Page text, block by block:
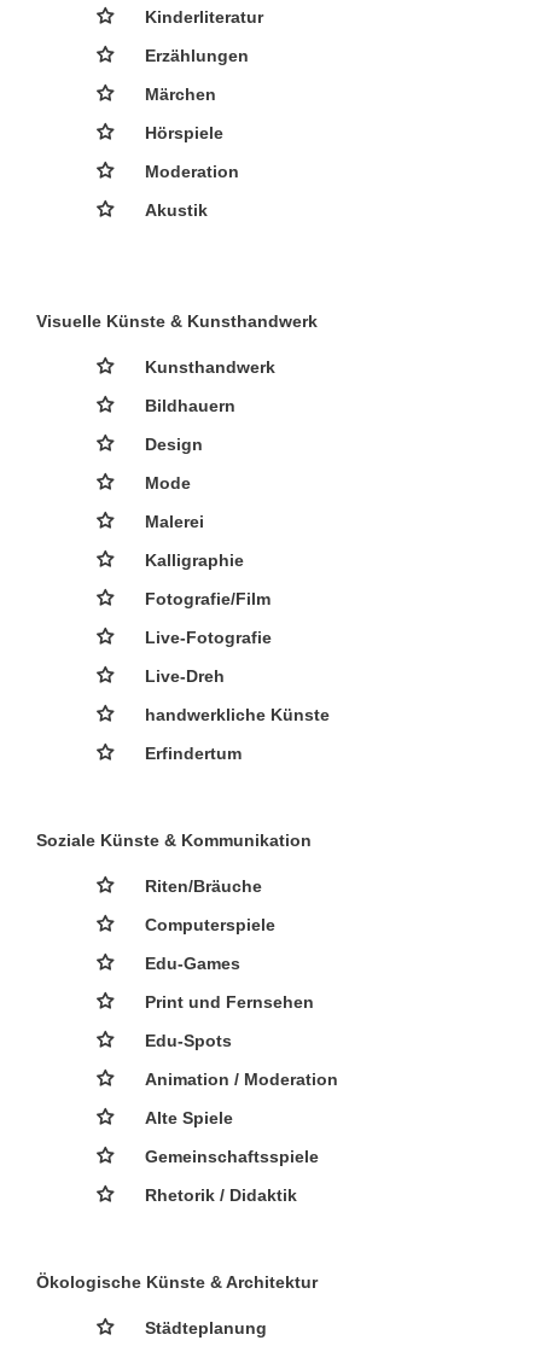
Kinderliteratur
Erzählungen
Märchen
Hörspiele
Moderation
Akustik
Visuelle Künste & Kunsthandwerk
Kunsthandwerk
Bildhauern
Design
Mode
Malerei
Kalligraphie
Fotografie/Film
Live-Fotografie
Live-Dreh
handwerkliche Künste
Erfindertum
Soziale Künste & Kommunikation
Riten/Bräuche
Computerspiele
Edu-Games
Print und Fernsehen
Edu-Spots
Animation / Moderation
Alte Spiele
Gemeinschaftsspiele
Rhetorik / Didaktik
Ökologische Künste & Architektur
Städteplanung